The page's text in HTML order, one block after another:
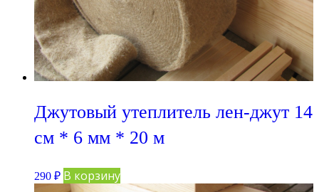
Джутовый утеплитель лен-джут 14
см * 6 мм * 20 м
290 ₽ В корзину